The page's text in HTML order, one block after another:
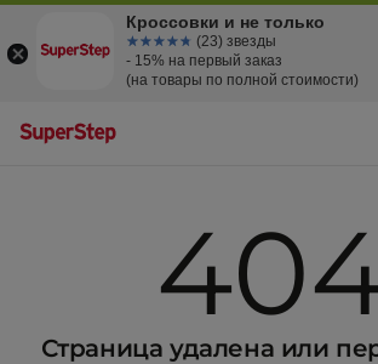
Страница удалена или
Кроссовки и не только
☆☆☆☆☆
★★★★★ (23) звезды
- 15% на первый заказ
(на товары по полной стоимости)